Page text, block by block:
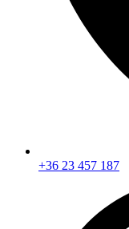
+36 23 457 187